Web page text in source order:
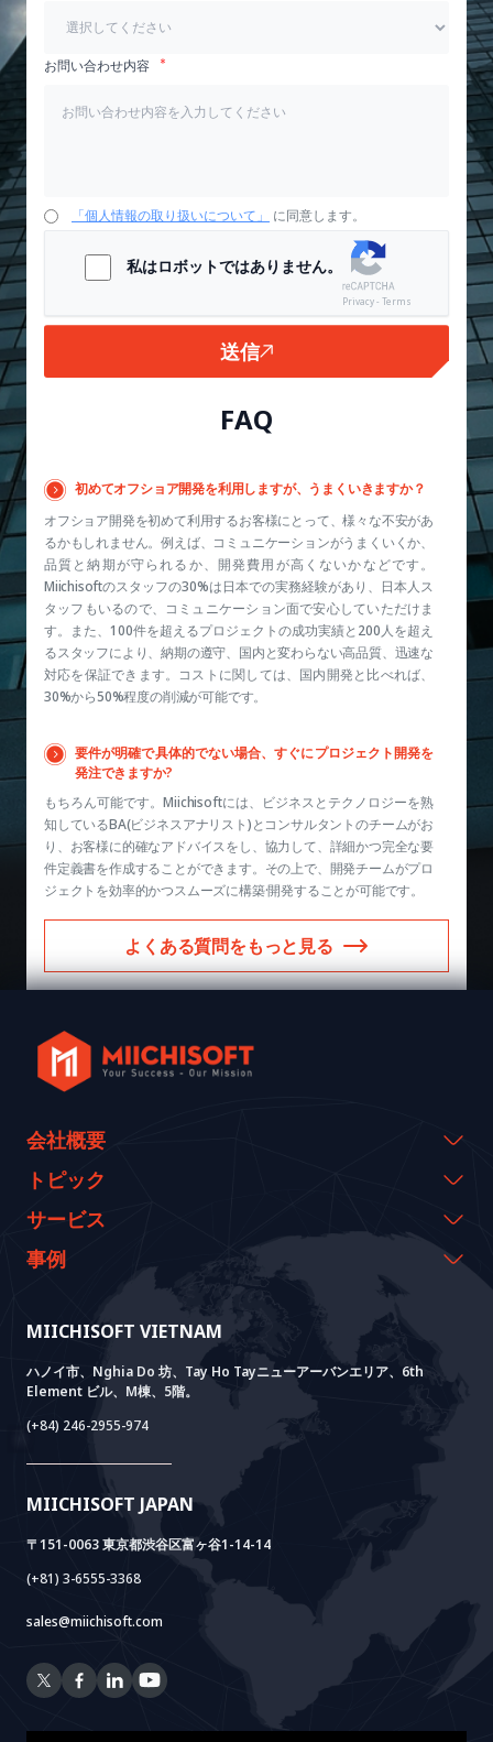
お問い合わせ内容
「個人情報の取り扱いについて」 に同意します。
私はロボットではありません。
Privacy - Terms
送信
FAQ
初めてオフショア開発を利用しますが、うまくいきますか？
オフショア開発を初めて利用するお客様にとって、様々な不安があ
るかもしれません。例えば、コミュニケーションがうまくいくか、
品質と納期が守られるか、開発費用が高くないかなどです。
Miichisoftのスタッフの30%は日本での実務経験があり、日本人ス
タッフもいるので、コミュニケーション面で安心していただけま
す。また、100件を超えるプロジェクトの成功実績と200人を超え
るスタッフにより、納期の遵守、国内と変わらない高品質、迅速な
対応を保証できます。コストに関しては、国内開発と比べれば、
30%から50%程度の削減が可能です。
要件が明確で具体的でない場合、すぐにプロジェクト開発を
発注できますか?
もちろん可能です。Miichisoftには、ビジネスとテクノロジーを熟
知しているBA(ビジネスアナリスト)とコンサルタントのチームがお
り、お客様に的確なアドバイスをし、協力して、詳細かつ完全な要
件定義書を作成することができます。その上で、開発チームがプロ
ジェクトを効率的かつスムーズに構築·開発することが可能です。
よくある質問をもっと見る
MIICHISOFT VIETNAM
ハノイ市、Nghia Do 坊、Tay Ho Tayニューアーバンエリア、6th
Element ビル、M棟、5階。
(+84) 246-2955-974
MIICHISOFT JAPAN
〒151-0063 東京都渋谷区富ヶ谷1-14-14
(+81) 3-6555-3368
sales@miichisoft.com
会社概要
会社概要
代表のメッセージ
沿革
価値観
トピック
イベント & ウェビナー
資料室
ニュース
FAQ
サービス
AI CO-CREATION
AI PoC開発
Core Lab
System Lab
Power Lab
Cloud Lab
AI+ SOLUTIONS
AI+ Products
Meet AI+
AI+ Package
RAG Package
VIETNAM BRIDGE
BOTモデル
法人設立支援
事例
実績
お客様の声